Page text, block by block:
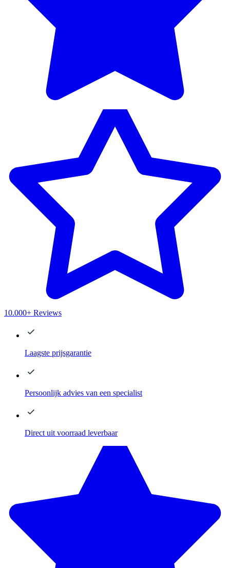
10.000+ Reviews
Laagste prijsgarantie
Persoonlijk advies van een specialist
Direct uit voorraad leverbaar